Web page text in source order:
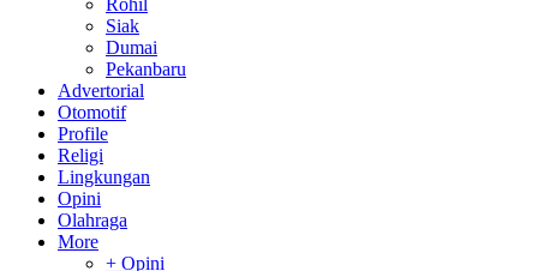
Rohil
Siak
Dumai
Pekanbaru
Advertorial
Otomotif
Profile
Religi
Lingkungan
Opini
Olahraga
More
+ Opini